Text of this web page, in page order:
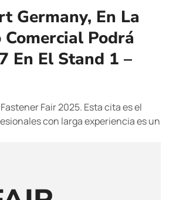
Germany, En La
Podrá
En El Stand 1 –
Fair 2025. Esta cita es el
con larga experiencia es un